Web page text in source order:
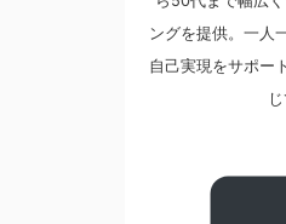
ングを提供。一人
自己実現をサポー